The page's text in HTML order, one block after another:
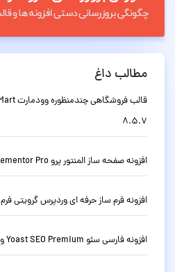
مطالب داغ
8.5.7
افزونه صفحه ساز المنتور پرو Elementor Pro وردپرس نسخه 4.2.1
افزونه فرم ساز حرفه ای وردپرس گرویتی فرم Gravity Forms نسخه 3.0.0
افزونه فارسی سئو Yoast SEO Premium وردپرس نسخه حرفه ای 28.1